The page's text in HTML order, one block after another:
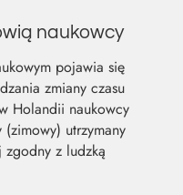
naukowcy
pojawia się
zmiany czasu
Holandii naukowcy
utrzymany
zgodny z ludzką